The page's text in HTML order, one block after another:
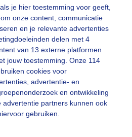
je hier toestemming voor geeft,
onze content, communicatie
en je relevante advertenties
delen met 4
van 13 externe platformen
jouw toestemming. Onze 114
cookies voor
advertentie- en
en ontwikkeling
advertentie partners kunnen ook
gebruiken.